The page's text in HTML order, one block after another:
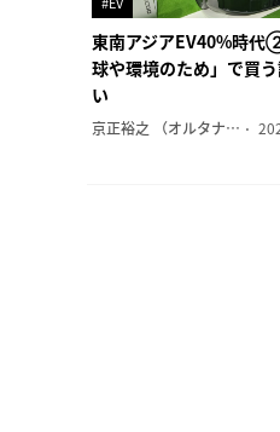
東南アジアEV40%時
球や環境のため」で買
い
京正裕之 （オルタナ副編集長）